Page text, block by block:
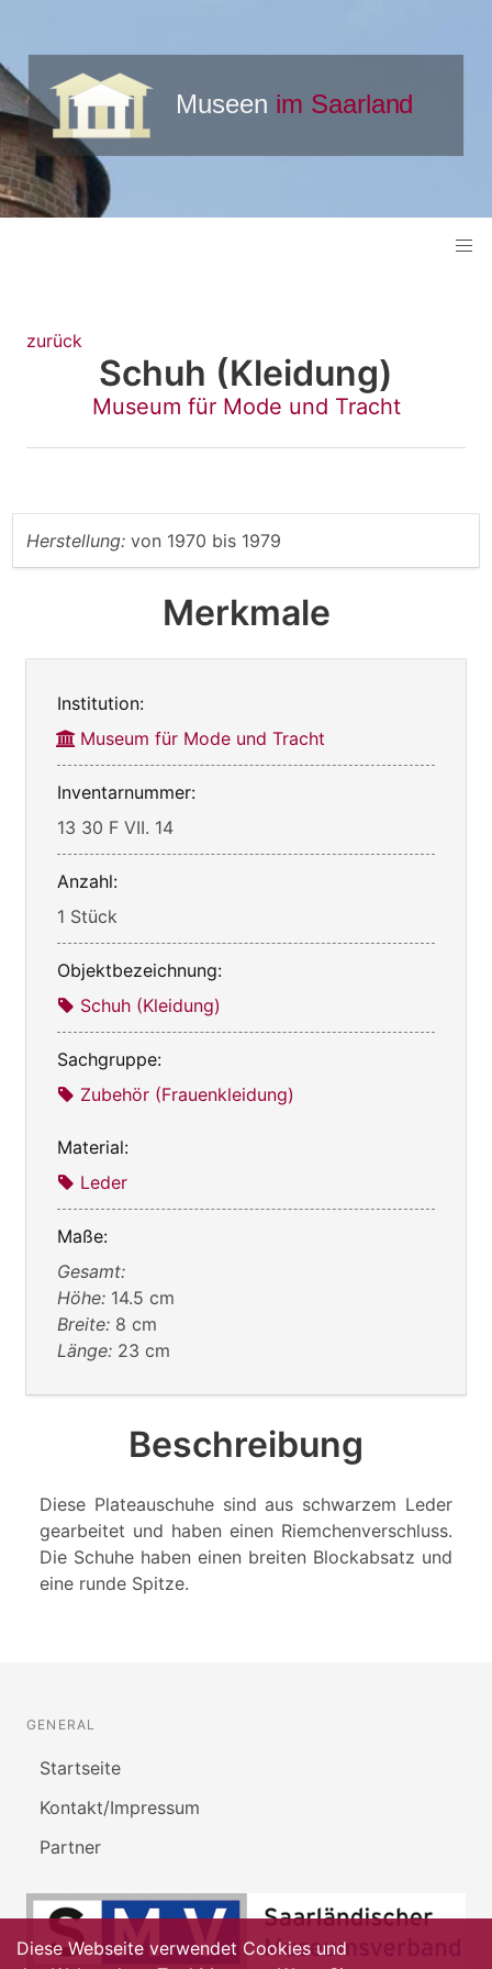
zurück
Schuh (Kleidung)
Museum für Mode und Tracht
Herstellung: von 1970 bis 1979
Merkmale
Institution:
Museum für Mode und Tracht
Inventarnummer:
13 30 F VII. 14
Anzahl:
1 Stück
Objektbezeichnung:
Schuh (Kleidung)
Sachgruppe:
Zubehör (Frauenkleidung)
Material:
Leder
Maße:
Gesamt:
Höhe: 14.5 cm
Breite: 8 cm
Länge: 23 cm
Beschreibung
Diese Plateauschuhe sind aus schwarzem Leder
gearbeitet und haben einen Riemchenverschluss.
Die Schuhe haben einen breiten Blockabsatz und
eine runde Spitze.
GENERAL
Startseite
Kontakt/Impressum
Partner
Diese Webseite verwendet Cookies und